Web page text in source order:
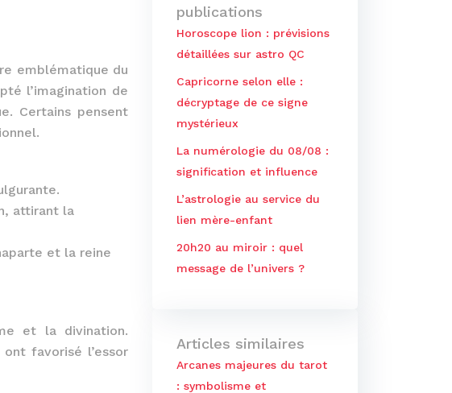
emblématique du
l’imagination de
Certains pensent
attirant la
et la reine
et la divination.
favorisé l’essor
publications
Horoscope lion : prévisions
détaillées sur astro QC
Capricorne selon elle :
décryptage de ce signe
mystérieux
La numérologie du 08/08 :
signification et influence
L’astrologie au service du
lien mère-enfant
20h20 au miroir : quel
message de l’univers ?
Articles similaires
Arcanes majeures du tarot
: symbolisme et